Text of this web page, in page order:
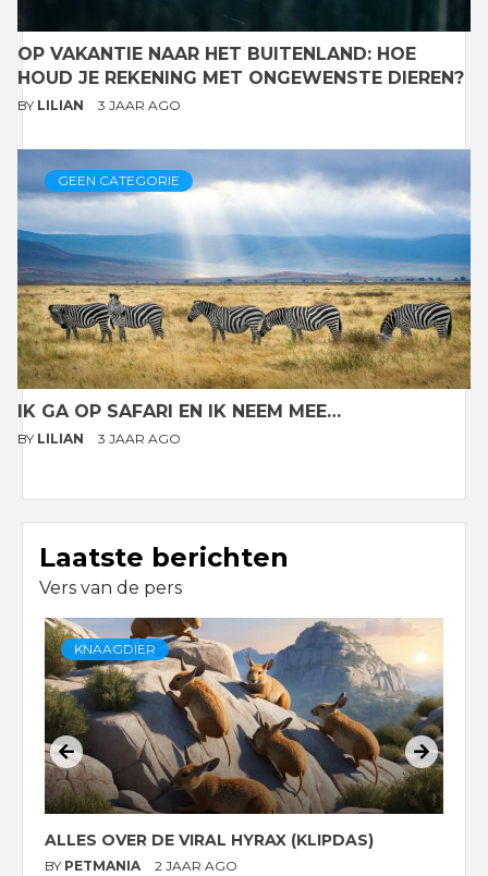
OP VAKANTIE NAAR HET BUITENLAND: HOE
HOUD JE REKENING MET ONGEWENSTE DIEREN?
BY LILIAN 3 JAAR AGO
GEEN CATEGORIE
IK GA OP SAFARI EN IK NEEM MEE…
BY LILIAN 3 JAAR AGO
Laatste berichten
Vers van de pers
KNAAGDIER
ALLES OVER DE VIRAL HYRAX (KLIPDAS)
BY PETMANIA 2 JAAR AGO